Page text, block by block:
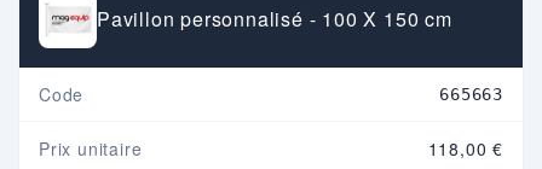
Pavillon personnalisé - 100 X 150 cm
Code 665663
Prix unitaire 118,00 €